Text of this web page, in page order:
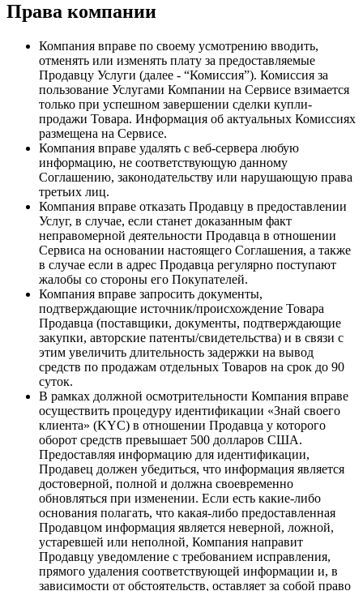
Права компании
Компания вправе по своему усмотрению вводить,
отменять или изменять плату за предоставляемые
Продавцу Услуги (далее - “Комиссия”). Комиссия за
пользование Услугами Компании на Сервисе взимается
только при успешном завершении сделки купли-
продажи Товара. Информация об актуальных Комиссиях
размещена на Сервисе.
Компания вправе удалять с веб-сервера любую
информацию, не соответствующую данному
Соглашению, законодательству или нарушающую права
третьих лиц.
Компания вправе отказать Продавцу в предоставлении
Услуг, в случае, если станет доказанным факт
неправомерной деятельности Продавца в отношении
Сервиса на основании настоящего Соглашения, а также
в случае если в адрес Продавца регулярно поступают
жалобы со стороны его Покупателей.
Компания вправе запросить документы,
подтверждающие источник/происхождение Товара
Продавца (поставщики, документы, подтверждающие
закупки, авторские патенты/свидетельства) и в связи с
этим увеличить длительность задержки на вывод
средств по продажам отдельных Товаров на срок до 90
суток.
В рамках должной осмотрительности Компания вправе
осуществить процедуру идентификации «Знай своего
клиента» (KYC) в отношении Продавца у которого
оборот средств превышает 500 долларов США.
Предоставляя информацию для идентификации,
Продавец должен убедиться, что информация является
достоверной, полной и должна своевременно
обновляться при изменении. Если есть какие-либо
основания полагать, что какая-либо предоставленная
Продавцом информация является неверной, ложной,
устаревшей или неполной, Компания направит
Продавцу уведомление с требованием исправления,
прямого удаления соответствующей информации и, в
зависимости от обстоятельств, оставляет за собой право